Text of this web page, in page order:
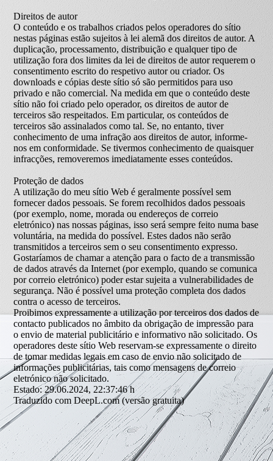
Direitos de autor
O conteúdo e os trabalhos criados pelos operadores do sítio
nestas páginas estão sujeitos à lei alemã dos direitos de autor. A
duplicação, processamento, distribuição e qualquer tipo de
utilização fora dos limites da lei de direitos de autor requerem o
consentimento escrito do respetivo autor ou criador. Os
downloads e cópias deste sítio só são permitidos para uso
privado e não comercial. Na medida em que o conteúdo deste
sítio não foi criado pelo operador, os direitos de autor de
terceiros são respeitados. Em particular, os conteúdos de
terceiros são assinalados como tal. Se, no entanto, tiver
conhecimento de uma infração aos direitos de autor, informe-
nos em conformidade. Se tivermos conhecimento de quaisquer
infracções, removeremos imediatamente esses conteúdos.
Proteção de dados
A utilização do meu sítio Web é geralmente possível sem
fornecer dados pessoais. Se forem recolhidos dados pessoais
(por exemplo, nome, morada ou endereços de correio
eletrónico) nas nossas páginas, isso será sempre feito numa base
voluntária, na medida do possível. Estes dados não serão
transmitidos a terceiros sem o seu consentimento expresso.
Gostaríamos de chamar a atenção para o facto de a transmissão
de dados através da Internet (por exemplo, quando se comunica
por correio eletrónico) poder estar sujeita a vulnerabilidades de
segurança. Não é possível uma proteção completa dos dados
contra o acesso de terceiros.
Proibimos expressamente a utilização por terceiros dos dados de
contacto publicados no âmbito da obrigação de impressão para
o envio de material publicitário e informativo não solicitado. Os
operadores deste sítio Web reservam-se expressamente o direito
de tomar medidas legais em caso de envio não solicitado de
informações publicitárias, tais como mensagens de correio
eletrónico não solicitado.
Estado: 29.06.2024, 22:37:46 h
Traduzido com DeepL.com (versão gratuita)